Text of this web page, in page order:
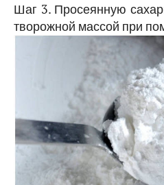
Шаг 3. Просеянную
творожной массой при